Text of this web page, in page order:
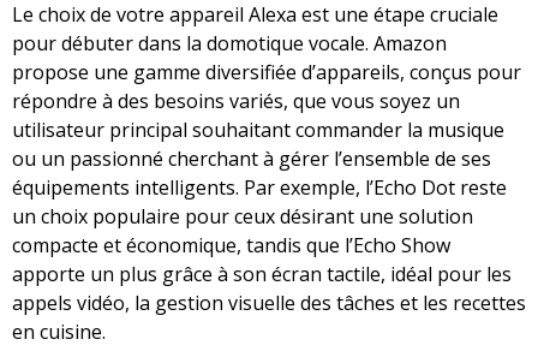
Le choix de votre appareil Alexa est une étape cruciale
pour débuter dans la domotique vocale. Amazon
propose une gamme diversifiée d’appareils, conçus pour
répondre à des besoins variés, que vous soyez un
utilisateur principal souhaitant commander la musique
ou un passionné cherchant à gérer l’ensemble de ses
équipements intelligents. Par exemple, l’Echo Dot reste
un choix populaire pour ceux désirant une solution
compacte et économique, tandis que l’Echo Show
apporte un plus grâce à son écran tactile, idéal pour les
appels vidéo, la gestion visuelle des tâches et les recettes
en cuisine.